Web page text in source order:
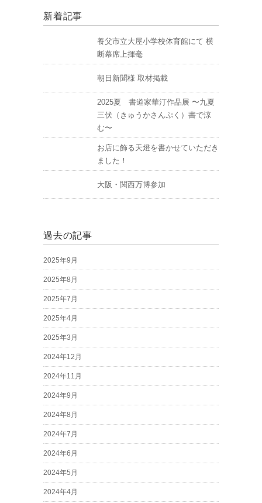
新着記事
養父市立大屋小学校体育館にて 横
断幕席上揮毫
朝日新聞様 取材掲載
2025夏 書道家華汀作品展 〜九夏
三伏（きゅうかさんぷく）書で涼
む〜
お店に飾る天燈を書かせていただき
ました！
大阪・関西万博参加
過去の記事
2025年9月
2025年8月
2025年7月
2025年4月
2025年3月
2024年12月
2024年11月
2024年9月
2024年8月
2024年7月
2024年6月
2024年5月
2024年4月